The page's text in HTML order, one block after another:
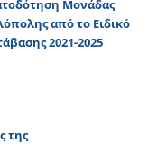
Μονάδας
από το Ειδικό
2021-2025
της